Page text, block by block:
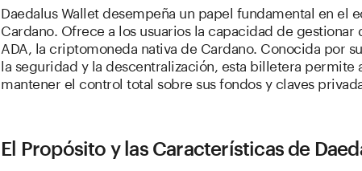
Daedalus Wallet desempeña un papel fundamental en el
Cardano. Ofrece a los usuarios la capacidad de gestionar
ADA, la criptomoneda nativa de Cardano. Conocida por
la seguridad y la descentralización, esta billetera permite
mantener el control total sobre sus fondos y claves
El Propósito y las Características de